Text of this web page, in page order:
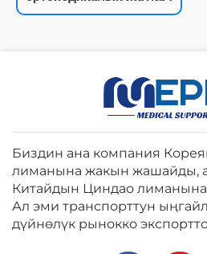
Биздин ана компания
лиманына жакын жашайды,
Китайдын Циндао
Ал эми транспорттун
дүйнөлүк рынокко